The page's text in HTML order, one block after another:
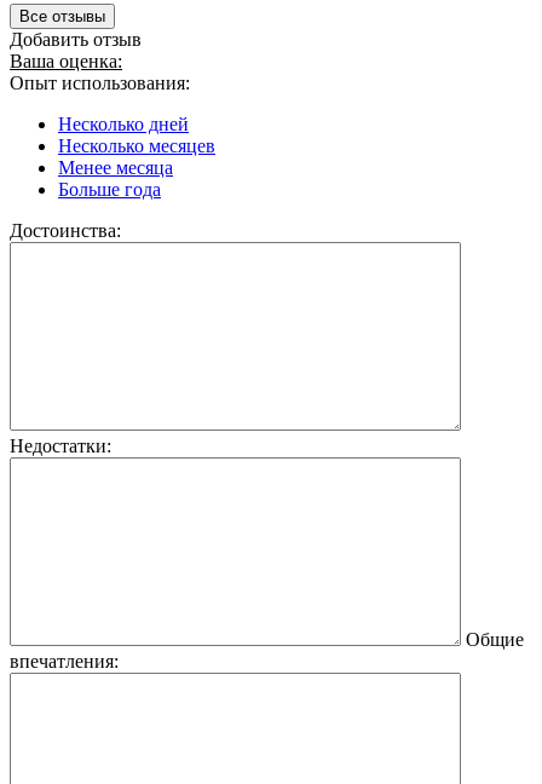
Все отзывы
Добавить отзыв
Ваша оценка:
Опыт использования:
Несколько дней
Несколько месяцев
Менее месяца
Больше года
Достоинства:
Недостатки:
Общие
впечатления: